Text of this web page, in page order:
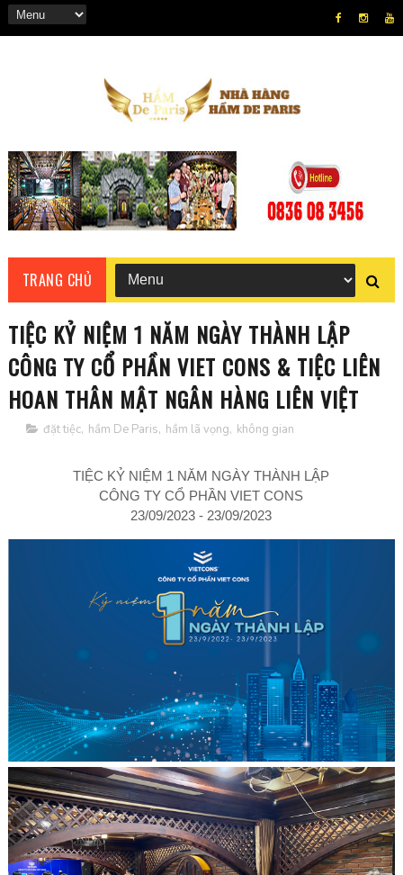
TRANG CHỦ
TIỆC KỶ NIỆM 1 NĂM NGÀY THÀNH LẬP
CÔNG TY CỔ PHẦN VIET CONS & TIỆC LIÊN
HOAN THÂN MẬT NGÂN HÀNG LIÊN VIỆT
đặt tiệc, hầm De Paris, hầm lã vọng, không gian
TIỆC KỶ NIỆM 1 NĂM NGÀY THÀNH LẬP
CÔNG TY CỔ PHẦN VIET CONS
23/09/2023 - 23/09/2023